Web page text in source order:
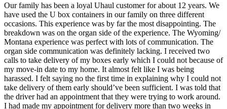
Our family has been a loyal Uhaul customer for about 12 years. We
have used the U box containers in our family on three different
occasions. This experience was by far the most disappointing. The
breakdown was on the organ side of the experience. The Wyoming/
Montana experience was perfect with lots of communication. The
organ side communication was definitely lacking. I received two
calls to take delivery of my boxes early which I could not because of
my move-in date to my home. It almost felt like I was being
harassed. I felt saying no the first time in explaining why I could not
take delivery of them early should’ve been sufficient. I was told that
the driver had an appointment that they were trying to work around.
I had made my appointment for delivery more than two weeks in